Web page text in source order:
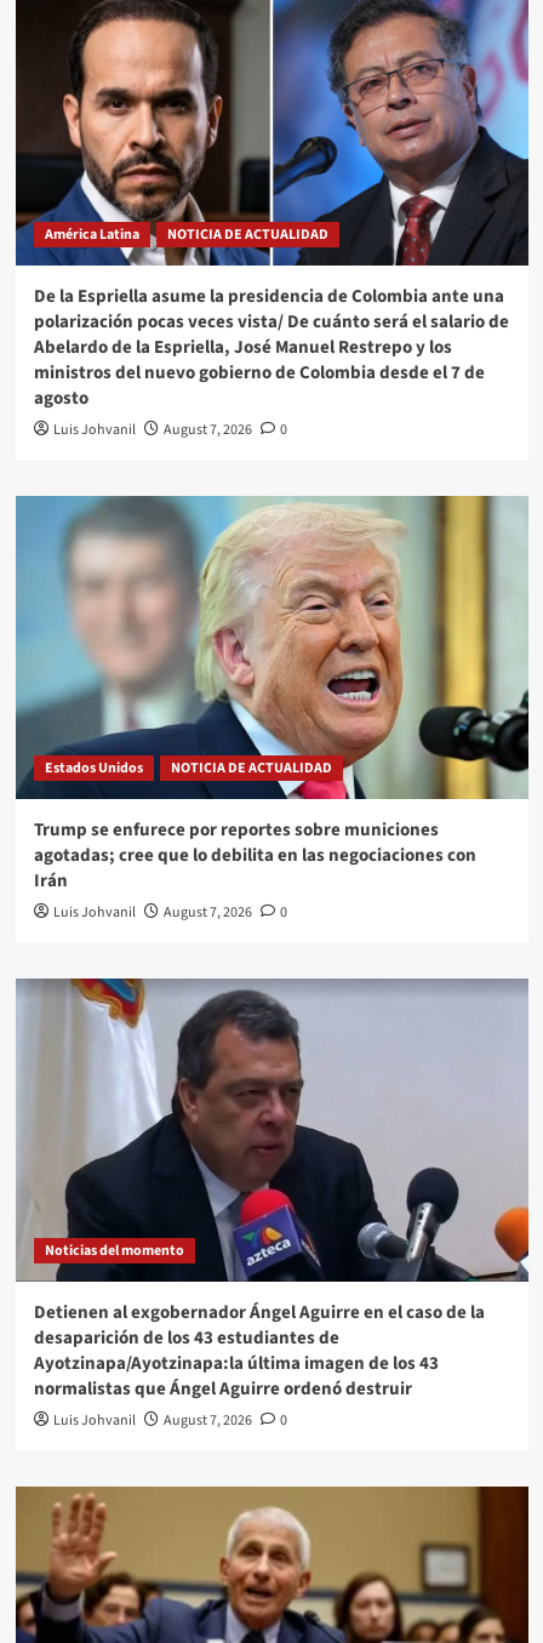
América Latina NOTICIA DE ACTUALIDAD
De la Espriella asume la presidencia de Colombia ante una
polarización pocas veces vista/ De cuánto será el salario de
Abelardo de la Espriella, José Manuel Restrepo y los
ministros del nuevo gobierno de Colombia desde el 7 de
agosto
Luis Johvanil August 7, 2026 0
Estados Unidos NOTICIA DE ACTUALIDAD
Trump se enfurece por reportes sobre municiones
agotadas; cree que lo debilita en las negociaciones con
Irán
Luis Johvanil August 7, 2026 0
Noticias del momento
Detienen al exgobernador Ángel Aguirre en el caso de la
desaparición de los 43 estudiantes de
Ayotzinapa/Ayotzinapa:la última imagen de los 43
normalistas que Ángel Aguirre ordenó destruir
Luis Johvanil August 7, 2026 0